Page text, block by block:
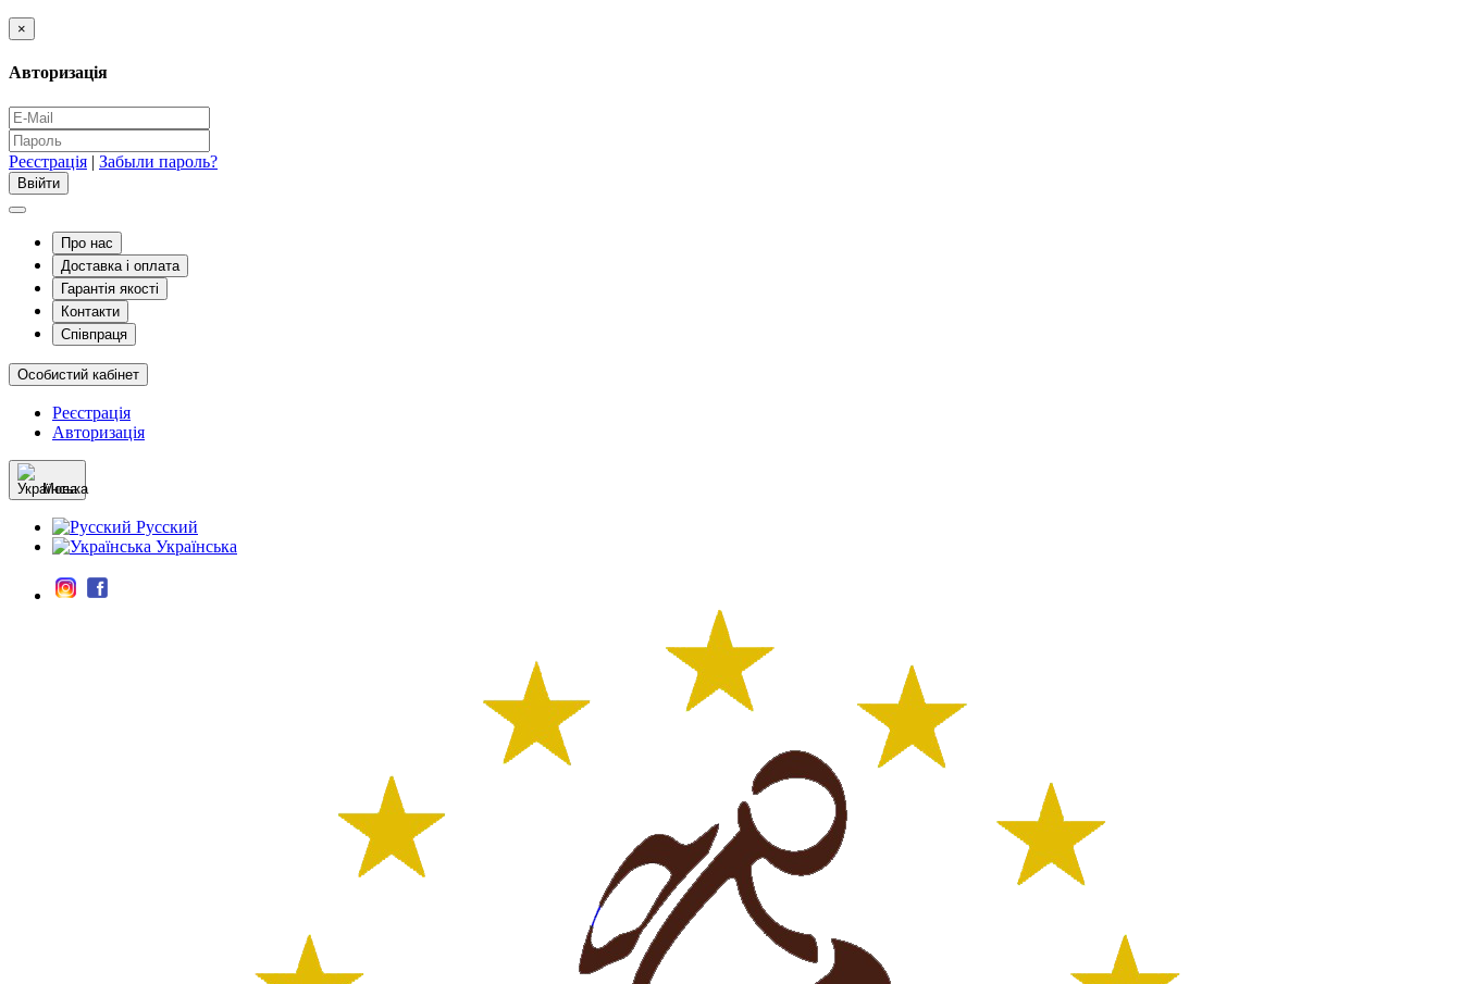
×
Авторизація
Реєстрація | Забыли пароль?
Про нас
Доставка і оплата
Гарантія якості
Контакти
Співпраця
Особистий кабінет
Реєстрація
Авторизація
Мова
Русский
Українська